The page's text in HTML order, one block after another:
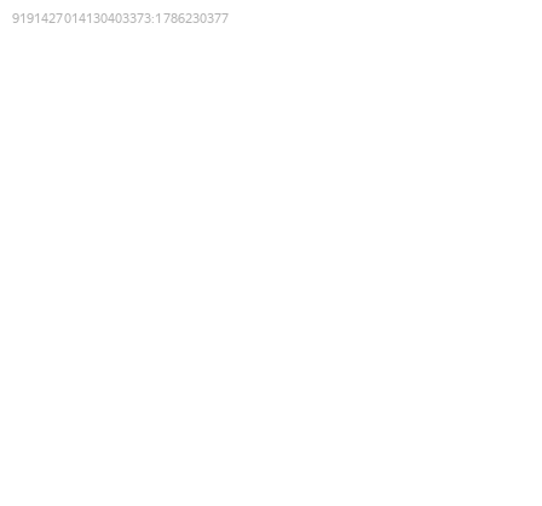
9191427014130403373:1786230377